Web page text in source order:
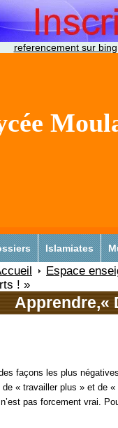
referencement sur bing
Islamiates
Espace
! »
Apprendre,«
façons les plus
« travailler plus » et de
pas forcement vrai.